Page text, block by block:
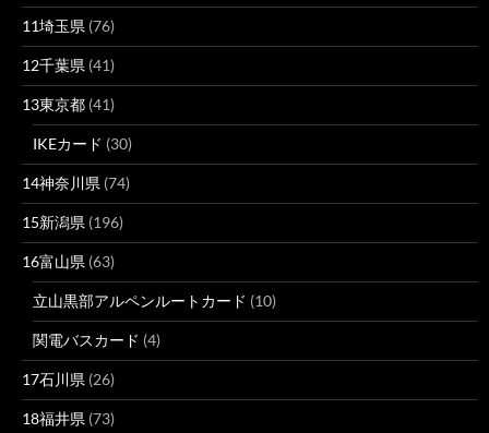
11埼玉県 (76)
12千葉県 (41)
13東京都 (41)
IKEカード (30)
14神奈川県 (74)
15新潟県 (196)
16富山県 (63)
立山黒部アルペンルートカード (10)
関電バスカード (4)
17石川県 (26)
18福井県 (73)